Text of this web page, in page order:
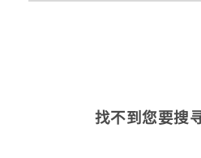
找不到您要搜